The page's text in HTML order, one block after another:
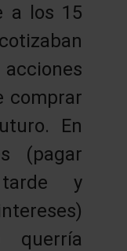
a los 15
comprar
En
(pagar
y
querría